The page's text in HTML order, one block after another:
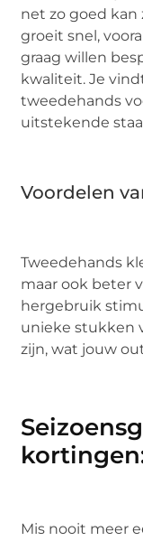
net zo goed
groeit snel,
graag willen
kwaliteit. Je
tweedehands
uitstekende
Voordelen
Tweedehands
maar ook beter
hergebruik
unieke stukken
zijn, wat jouw
Mis nooit meer